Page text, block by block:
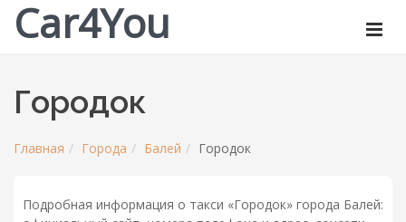
Car4You
Городок
Главная Города Балей Городок
Подробная информация о такси «Городок» города Балей: